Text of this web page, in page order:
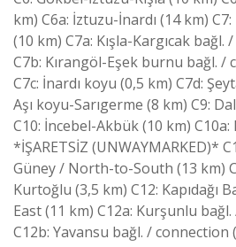
km) C6a: İztuzu-İnardı (14 km) C7:
(10 km) C7a: Kışla-Kargıcak
C7b: Kırangöl-Eşek burnu bağl. /
C7c: İnardı koyu (0,5 km) C7d:
Aşı koyu-Sarıgerme (8 km) C9:
C10: İncebel-Akbük (10 km)
*İŞARETSİZ (UNWAYMARKED)*
Güney / North-to-South (13 km)
Kurtoğlu (3,5 km) C12: Kapıdağı
East (11 km) C12a: Kurşunlu
C12b: Yavansu bağl. / connection